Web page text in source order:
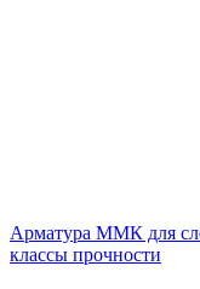
Арматура ММК для
классы прочности